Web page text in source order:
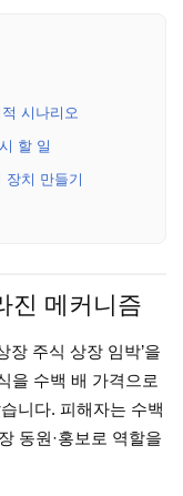
시나리오
할 일
장치 만들기
진 메커니즘
장 주식 상장 임박’을
을 수백 배 가격으로
니다. 피해자는 수백
동원·홍보로 역할을